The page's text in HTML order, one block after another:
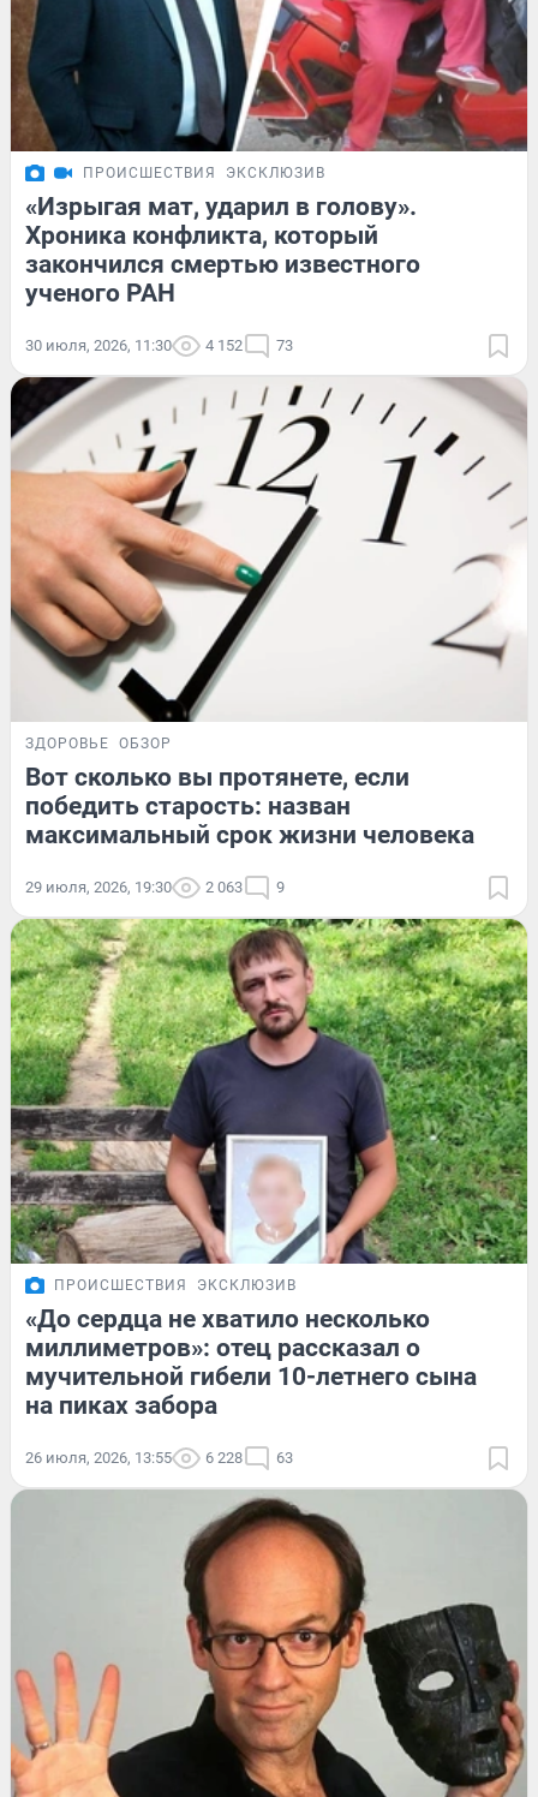
ПРОИСШЕСТВИЯ ЭКСКЛЮЗИВ
«Изрыгая мат, ударил в голову».
Хроника конфликта, который
закончился смертью известного
ученого РАН
30 июля, 2026, 11:30 4 152 73
ЗДОРОВЬЕ ОБЗОР
Вот сколько вы протянете, если
победить старость: назван
максимальный срок жизни человека
29 июля, 2026, 19:30 2 063 9
ПРОИСШЕСТВИЯ ЭКСКЛЮЗИВ
«До сердца не хватило несколько
миллиметров»: отец рассказал о
мучительной гибели 10-летнего сына
на пиках забора
26 июля, 2026, 13:55 6 228 63